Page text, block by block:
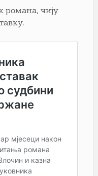
романа, чију